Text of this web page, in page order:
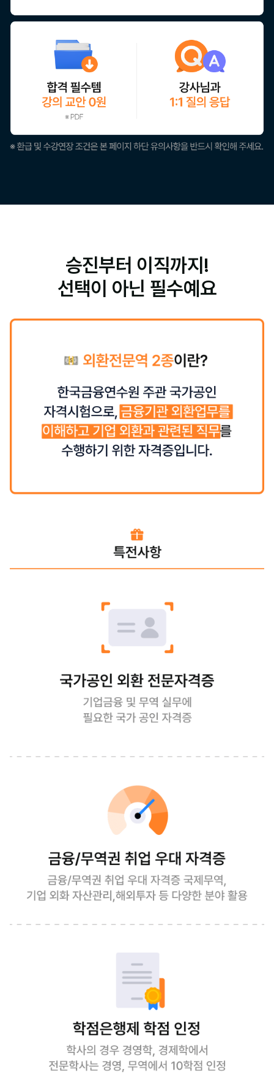
승진부터 이직까지!
선택이 아닌 필수예요